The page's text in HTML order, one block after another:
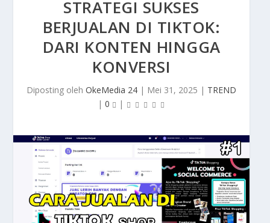
STRATEGI SUKSES
BERJUALAN DI TIKTOK:
DARI KONTEN HINGGA
KONVERSI
Diposting oleh OkeMedia 24 | Mei 31, 2025 | TREND
| 0 |